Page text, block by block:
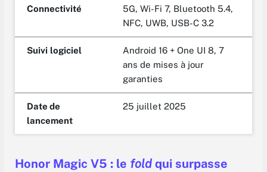
Connectivité
5G, Wi-Fi 7, Bluetooth 5.4,
NFC, UWB, USB-C 3.2
Suivi logiciel
Android 16 + One UI 8, 7
ans de mises à jour
garanties
Date de
lancement
25 juillet 2025
Honor Magic V5 : le fold qui surpasse